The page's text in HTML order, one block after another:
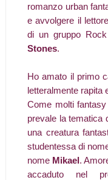
romanzo urban
e avvolgere il
di un gruppo
Stones.
Ho amato il primo
letteralmente rapita
Come molti
prevale la tematica
una creatura
studentessa di
nome Mikael.
accaduto nel